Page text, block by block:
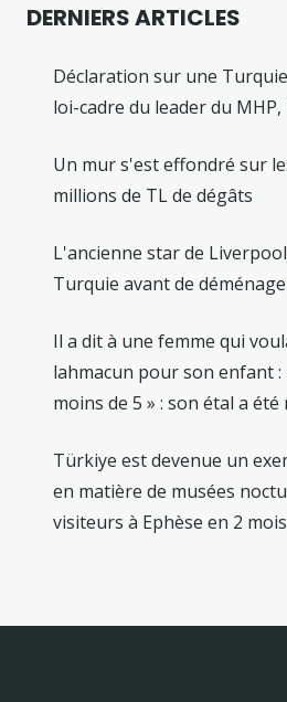
DERNIERS ARTICLES
Déclaration sur une
loi-cadre du leader du MHP,
Un mur s'est effondré sur
millions de TL de dégâts
L'ancienne star de
Turquie avant de
Il a dit à une femme qui
lahmacun pour son enfant :
moins de 5 » : son étal a été
Türkiye est devenue un
en matière de musées
visiteurs à Ephèse en 2 mois